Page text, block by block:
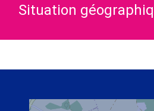
Situation